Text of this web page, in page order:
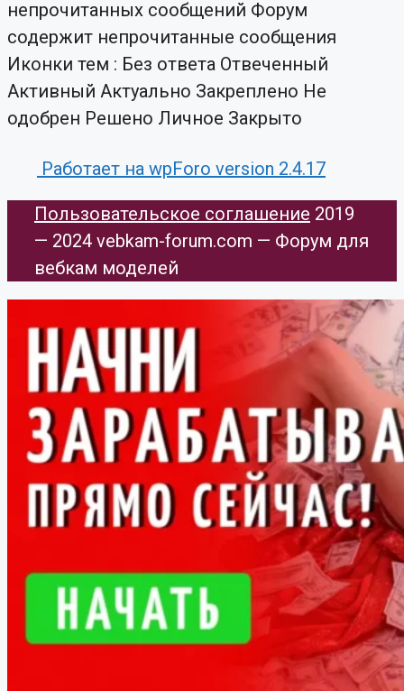
непрочитанных сообщений Форум
содержит непрочитанные сообщения
Иконки тем : Без ответа Отвеченный
Активный Актуально Закреплено Не
одобрен Решено Личное Закрыто
Работает на wpForo version 2.4.17
Пользовательское соглашение ​ 2019
— 2024 vebkam-forum.com — Форум для
вебкам моделей